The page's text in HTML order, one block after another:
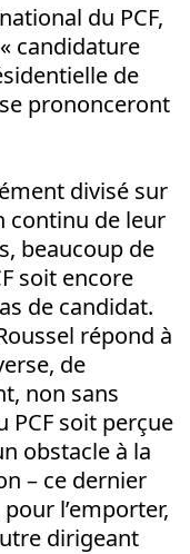
du PCF,
candidature
de
prononceront
divisé sur
continu de leur
beaucoup de
soit encore
de candidat.
répond à
de
non sans
PCF soit perçue
obstacle à la
– ce dernier
l’emporter,
dirigeant